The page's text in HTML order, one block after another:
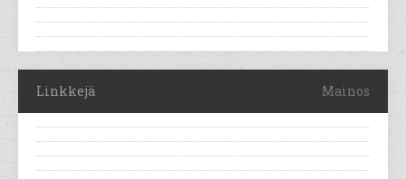
Linkkejä Mainos